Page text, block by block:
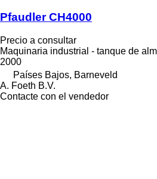
Pfaudler CH4000
Precio a consultar
Maquinaria industrial - tanque de
2000
Países Bajos, Barneveld
A. Foeth B.V.
Contacte con el vendedor